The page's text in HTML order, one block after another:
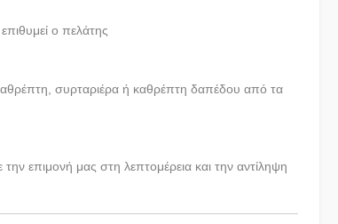
ο πελάτης
συρταριέρα ή καθρέπτη δαπέδου από τα
επιμονή μας στη λεπτομέρεια και την αντίληψη